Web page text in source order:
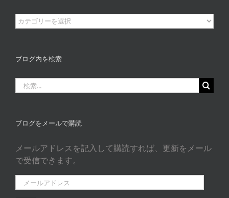
ブ
ロ
カ
ゴ
リ
ブログ内を検索
索
ブログをメールで購読
メールアドレスを記入して購読すれば、更新をメール
で受信できます。
ー